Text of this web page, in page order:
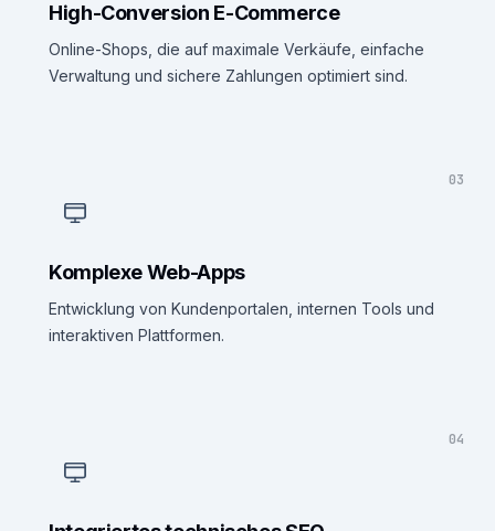
High-Conversion E-Commerce
Online-Shops, die auf maximale Verkäufe, einfache
Verwaltung und sichere Zahlungen optimiert sind.
03
Komplexe Web-Apps
Entwicklung von Kundenportalen, internen Tools und
interaktiven Plattformen.
04